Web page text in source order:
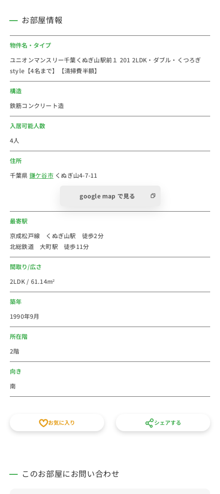
・薬局(約100ｍ)
・セブンイレブン(約350m)
■おすすめコメント
ションです。
も多く自然に恵まれた環境です。
しやすいのがポイント。
安心な街であることも住みやすさの一つ。
法人のご利用は社宅・寮からの切替で経費削減が出来る
かもしれません。
新人研修や出張にもご利用しやすいエリアです。
個人での初めての社会人の一人暮らしなどに、家具家電
付き短期賃貸マンションの格安ウィークリー・マンスリ
ーマンションとしてご利用ください。
スタッフ一同皆様のご予約をお待ちしております。
お部屋情報
物件名・タイプ
ユニオンマンスリー千葉くぬぎ山駅前１ 201 2LDK・ダブル・くつろぎ
style【4名まで】【清掃費半額】
構造
鉄筋コンクリート造
入居可能人数
4人
住所
千葉県 鎌ケ谷市くぬぎ山4-7-11
google map で見る
最寄駅
京成松戸線 くぬぎ山駅 徒歩2分
北総鉄道 大町駅 徒歩11分
間取り/広さ
2LDK / 61.14m²
築年
1990年9月
所在階
2階
向き
南
お気に入り シェアする
このお部屋にお問い合わせ